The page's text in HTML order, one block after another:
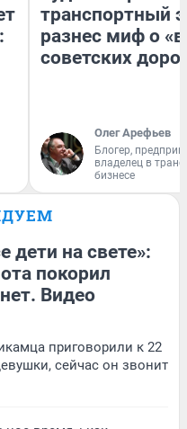
транспортный
разнес миф о
советских
Олег Арефьев
Блогер,
владелец в
бизнесе
дети на свете»:
покорил
Видео
приговорили к 22
сейчас он звонит